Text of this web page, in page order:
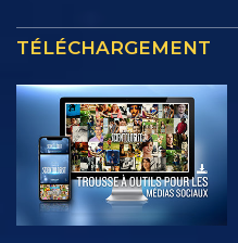
TÉLÉCHARGEMENT